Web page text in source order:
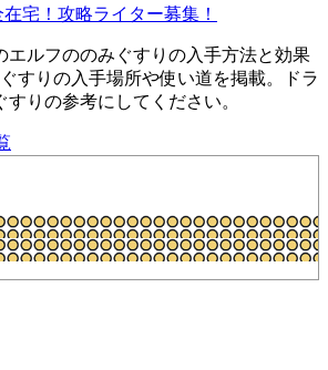
宅！攻略ライター募集！
エルフののみぐすりの入手方法と効果
すりの入手場所や使い道を掲載。ドラ
りの参考にしてください。